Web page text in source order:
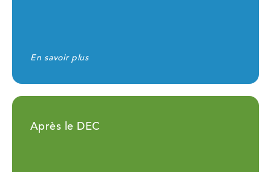
En savoir plus
Après le DEC